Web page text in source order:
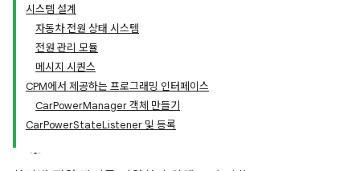
시스템 설계
자동차 전원 상태 시스템
전원 관리 모듈
메시지 시퀀스
CPM에서 제공하는 프로그래밍 인터페이스
CarPowerManager 객체 만들기
CarPowerStateListener 및 등록